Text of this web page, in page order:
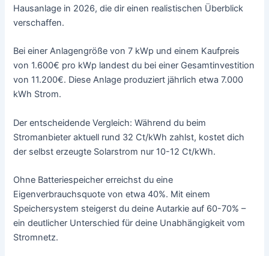
Hausanlage in 2026, die dir einen realistischen Überblick
verschaffen.
Bei einer Anlagengröße von 7 kWp und einem Kaufpreis
von 1.600€ pro kWp landest du bei einer Gesamtinvestition
von 11.200€. Diese Anlage produziert jährlich etwa 7.000
kWh Strom.
Der entscheidende Vergleich: Während du beim
Stromanbieter aktuell rund 32 Ct/kWh zahlst, kostet dich
der selbst erzeugte Solarstrom nur 10-12 Ct/kWh.
Ohne Batteriespeicher erreichst du eine
Eigenverbrauchsquote von etwa 40%. Mit einem
Speichersystem steigerst du deine Autarkie auf 60-70% –
ein deutlicher Unterschied für deine Unabhängigkeit vom
Stromnetz.